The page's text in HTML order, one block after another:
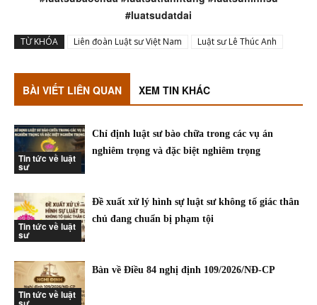
#luatsudatdai
TỪ KHÓA Liên đoàn Luật sư Việt Nam Luật sư Lê Thúc Anh
BÀI VIẾT LIÊN QUAN XEM TIN KHÁC
Tin tức về luật
sư
Chỉ định luật sư bào chữa trong các vụ án
nghiêm trọng và đặc biệt nghiêm trọng
Tin tức về luật
sư
Đề xuất xử lý hình sự luật sư không tố giác thân
chủ đang chuẩn bị phạm tội
Tin tức về luật
Bàn về Điều 84 nghị định 109/2026/NĐ-CP